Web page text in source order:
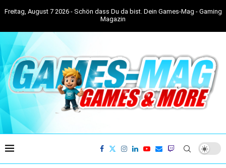
Freitag, August 7 2026 - Schön dass Du da bist. Dein Games-Mag - Gaming
Magazin